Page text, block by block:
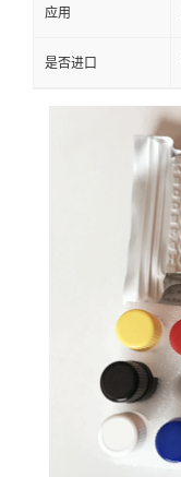
应用
是否进口